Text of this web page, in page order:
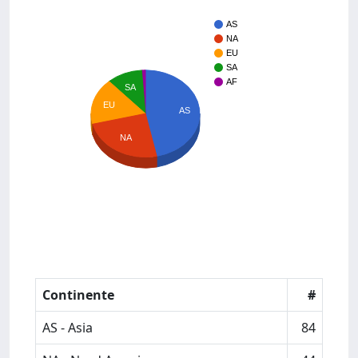
AS
NA
EU
SA
AF
AS
SA
EU
NA
Continente
#
AS - Asia
84